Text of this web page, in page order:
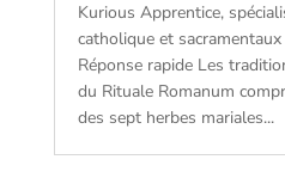
Kurious Apprentice,
catholique et
Réponse rapide Les
du Rituale Romanum
des sept herbes mariales...